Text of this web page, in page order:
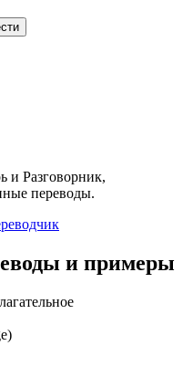
и Разговорник,
переводы.
и примеры